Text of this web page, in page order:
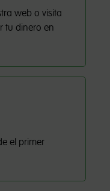
web o visita
tu dinero en
el primer